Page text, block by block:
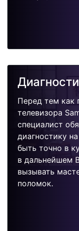
Перед тем как
телевизора
специалист
диагностику
быть точно в
в дальнейшем
вызывать
поломок.